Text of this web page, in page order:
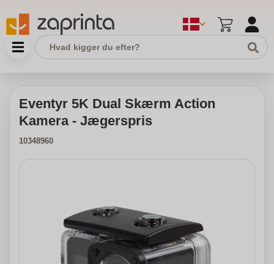
Eventyr 5K Dual Skærm Action
Kamera - Jægerspris
10348960